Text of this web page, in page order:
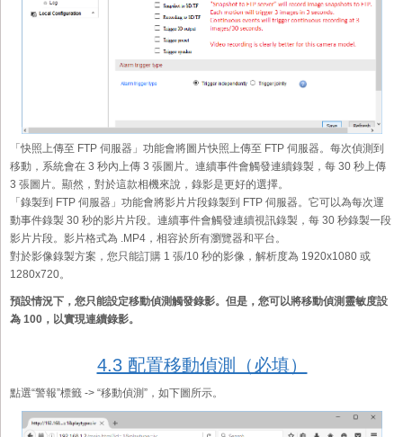
「快照上傳至 FTP 伺服器」功能會將圖片快照上傳至 FTP 伺服器。每次偵測到
移動，系統會在 3 秒內上傳 3 張圖片。連續事件會觸發連續錄製，每 30 秒上傳
3 張圖片。顯然，對於這款相機來說，錄影是更好的選擇。
「錄製到 FTP 伺服器」功能會將影片片段錄製到 FTP 伺服器。它可以為每次運
動事件錄製 30 秒的影片片段。連續事件會觸發連續視訊錄製，每 30 秒錄製一段
影片片段。影片格式為 .MP4，相容於所有瀏覽器和平台。
對於影像錄製方案，您只能訂購 1 張/10 秒的影像，解析度為 1920x1080 或
1280x720。
預設情況下，您只能設定移動偵測觸發錄影。但是，您可以將移動偵測靈敏度設
為 100，以實現連續錄影。
4.3 配置移動偵測（必填）
點選“警報”標籤 -> “移動偵測”，如下圖所示。